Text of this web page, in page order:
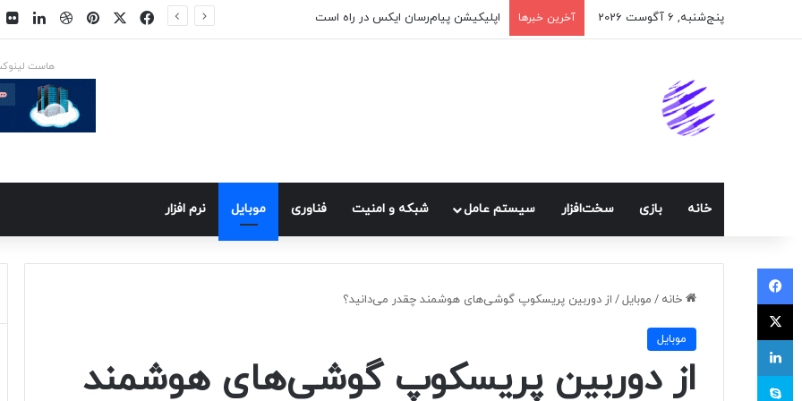
پنج‌شنبه, 6 آگوست 2026 آخرین خبرها اپلیکیشن پیام‌رسان ایکس در راه است فیسبوک
ایکس پینتریستدریبببل
هاست
خانه بازی سخت‌افزار سيستم عامل شبكه و امنيت فناوری موبايل نرم افزار
خانه / موبايل/ از دوربین پریسکوپ گوشی‌های هوشمند چقدر می‌دانید؟
موبايل
از دوربین پریسکوپ گوشی‌های هوشمند
فیسبوک